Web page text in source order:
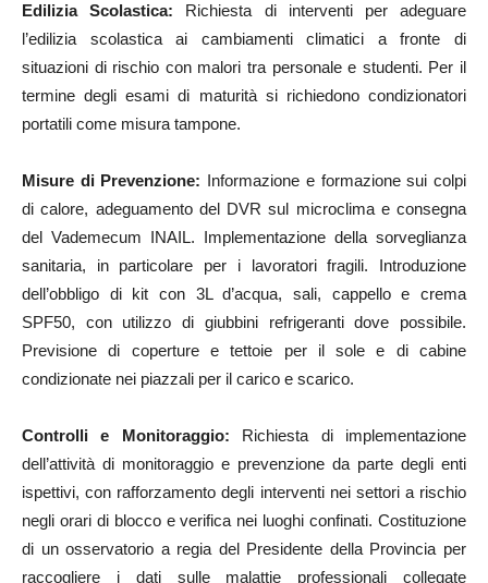
Edilizia Scolastica: Richiesta di interventi per adeguare
l’edilizia scolastica ai cambiamenti climatici a fronte di
situazioni di rischio con malori tra personale e studenti. Per il
termine degli esami di maturità si richiedono condizionatori
portatili come misura tampone.
Misure di Prevenzione: Informazione e formazione sui colpi
di calore, adeguamento del DVR sul microclima e consegna
del Vademecum INAIL. Implementazione della sorveglianza
sanitaria, in particolare per i lavoratori fragili. Introduzione
dell’obbligo di kit con 3L d’acqua, sali, cappello e crema
SPF50, con utilizzo di giubbini refrigeranti dove possibile.
Previsione di coperture e tettoie per il sole e di cabine
condizionate nei piazzali per il carico e scarico.
Controlli e Monitoraggio: Richiesta di implementazione
dell’attività di monitoraggio e prevenzione da parte degli enti
ispettivi, con rafforzamento degli interventi nei settori a rischio
negli orari di blocco e verifica nei luoghi confinati. Costituzione
di un osservatorio a regia del Presidente della Provincia per
raccogliere i dati sulle malattie professionali collegate